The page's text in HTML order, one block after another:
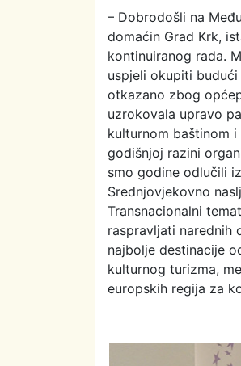
– Dobrodošli na
domaćin Grad Krk,
kontinuiranog rada.
uspjeli okupiti
otkazano zbog
uzrokovala upravo
kulturnom baštinom
godišnjoj razini
smo godine odlučili
Srednjovjekovno
Transnacionalni
raspravljati narednih
najbolje destinacije
kulturnog turizma,
europskih regija za